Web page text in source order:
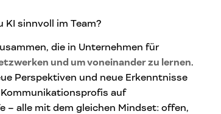
KI sinnvoll im Team?
die in Unternehmen für
und um voneinander zu lernen.
Perspektiven und neue Erkenntnisse
auf
alle mit dem gleichen Mindset: offen,